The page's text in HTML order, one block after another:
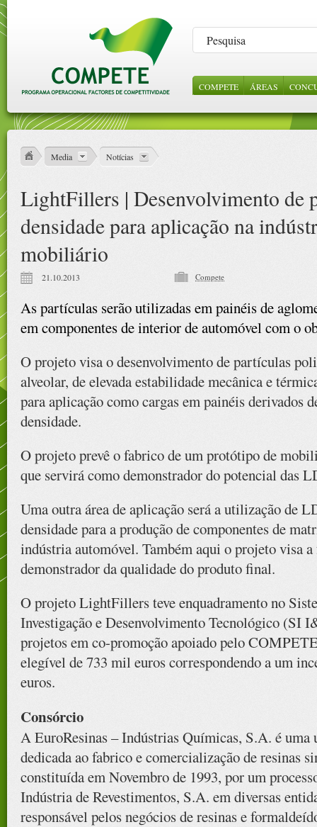
COMPETE
CONTRATOS
ÁREAS
EMPRESAS
PROJECTOS
Media
Notícias
LightFillers | Desenvolvimento de
densidade para aplicação na
mobiliário
21.10.2013 Compete
As partículas serão utilizadas em painéis de
em componentes de interior de automóvel com o
O projeto visa o desenvolvimento de partículas
alveolar, de elevada estabilidade mecânica e
para aplicação como cargas em painéis derivados
densidade.
O projeto prevê o fabrico de um protótipo de
que servirá como demonstrador do potencial das
Uma outra área de aplicação será a utilização de
densidade para a produção de componentes de
indústria automóvel. Também aqui o projeto visa
demonstrador da qualidade do produto final.
O projeto LightFillers teve enquadramento no
Investigação e Desenvolvimento Tecnológico (SI
projetos em co-promoção apoiado pelo
elegível de 733 mil euros correspondendo a um
euros.
Consórcio
A EuroResinas – Indústrias Químicas, S.A. é uma
dedicada ao fabrico e comercialização de resinas
constituída em Novembro de 1993, por um
Indústria de Revestimentos, S.A. em diversas
responsável pelos negócios de resinas e